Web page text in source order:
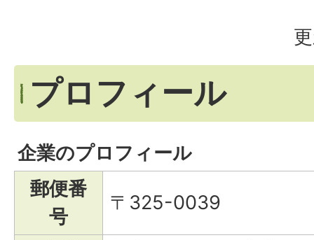
プロフィール
企業のプロフィール
郵便番
号
〒325-0039